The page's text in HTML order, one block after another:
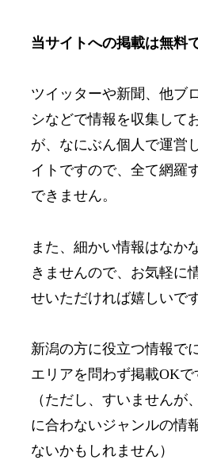
当サイトへの掲載は無料
ツイッターや新聞、他ブ
シなどで情報を収集して
が、なにぶん個人で運営
イトですので、全て網羅
できません。
また、細かい情報はなか
きませんので、お気軽に
せいただければ嬉しいです
新潟の方に役立つ情報で
エリアを問わず掲載OKで
（ただし、すいませんが
に合わないジャンルの情
ないかもしれません）